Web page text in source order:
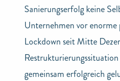
Sanierungserfolg keine
Unternehmen vor
Lockdown seit Mitte
gemeinsam erfolgreich